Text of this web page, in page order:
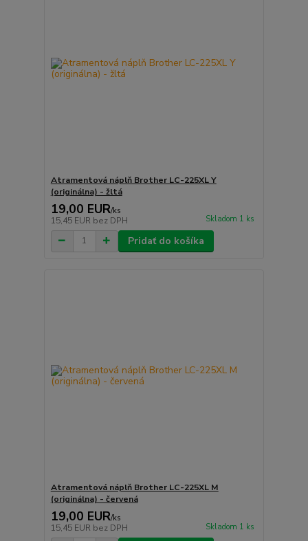
Atramentová náplň Brother LC-225XL Y
(originálna) - žltá
19,00 EUR/ks
15,45 EUR bez DPH Skladom 1 ks
Pridať do košíka
Atramentová náplň Brother LC-225XL M
(originálna) - červená
19,00 EUR/ks
15,45 EUR bez DPH Skladom 1 ks